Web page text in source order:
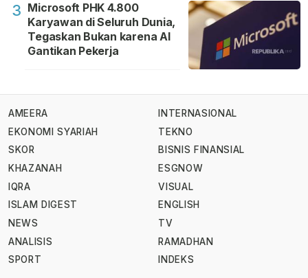
3 Microsoft PHK 4.800
Karyawan di Seluruh Dunia,
Tegaskan Bukan karena AI
Gantikan Pekerja
AMEERA
EKONOMI SYARIAH
SKOR
KHAZANAH
IQRA
ISLAM DIGEST
NEWS
ANALISIS
SPORT
INTERNASIONAL
TEKNO
BISNIS FINANSIAL
ESGNOW
VISUAL
ENGLISH
TV
RAMADHAN
INDEKS